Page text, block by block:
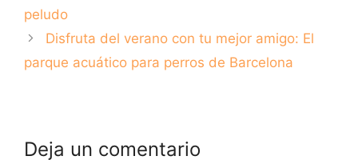
peludo
Disfruta del verano con tu mejor amigo: El
parque acuático para perros de Barcelona
Deja un comentario